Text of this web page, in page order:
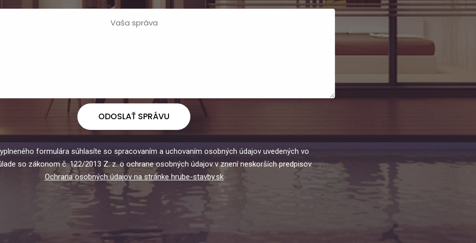
ODOSLAŤ SPRÁVU
formulára súhlasíte so spracovaním a uchovaním osobných údajov uvedených vo
so zákonom č. 122/2013 Z. z. o ochrane osobných údajov v znení neskorších predpisov.
Ochrana osobných údajov na stránke hrube-stavby.sk